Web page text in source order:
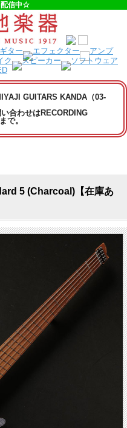
配信中☆
GUITARS KANDA（03-
合わせはRECORDING
で。
5 (Charcoal)【在庫あ